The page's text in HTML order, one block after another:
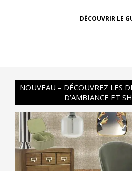
DÉCOUVRIR LE
NOUVEAU – DÉCOUVREZ LES
D’AMBIANCE ET